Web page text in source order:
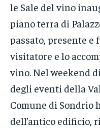
le Sale del vino
piano terra di
passato, presente e
visitatore e lo
vino. Nel weekend
degli eventi della
Comune di Sondrio
dell’antico edificio,